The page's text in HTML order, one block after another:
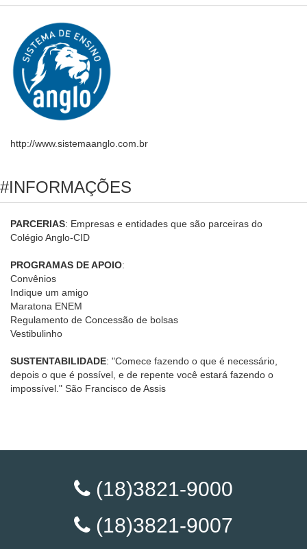
http://www.sistemaanglo.com.br
#INFORMAÇÕES
PARCERIAS: Empresas e entidades que são parceiras do
Colégio Anglo-CID
PROGRAMAS DE APOIO:
Convênios
Indique um amigo
Maratona ENEM
Regulamento de Concessão de bolsas
Vestibulinho
SUSTENTABILIDADE: "Comece fazendo o que é necessário,
depois o que é possível, e de repente você estará fazendo o
impossível." São Francisco de Assis
(18)3821-9000
(18)3821-9007